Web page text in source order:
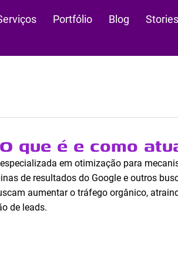
Portfólio Blog Stories
que é e como
em otimização para
de resultados do Google e outros
aumentar o tráfego orgânico,
de leads.